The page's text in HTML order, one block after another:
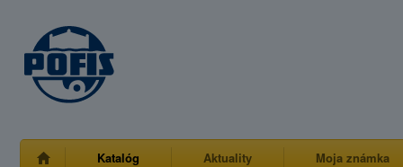
Katalóg Aktuality Moja známka